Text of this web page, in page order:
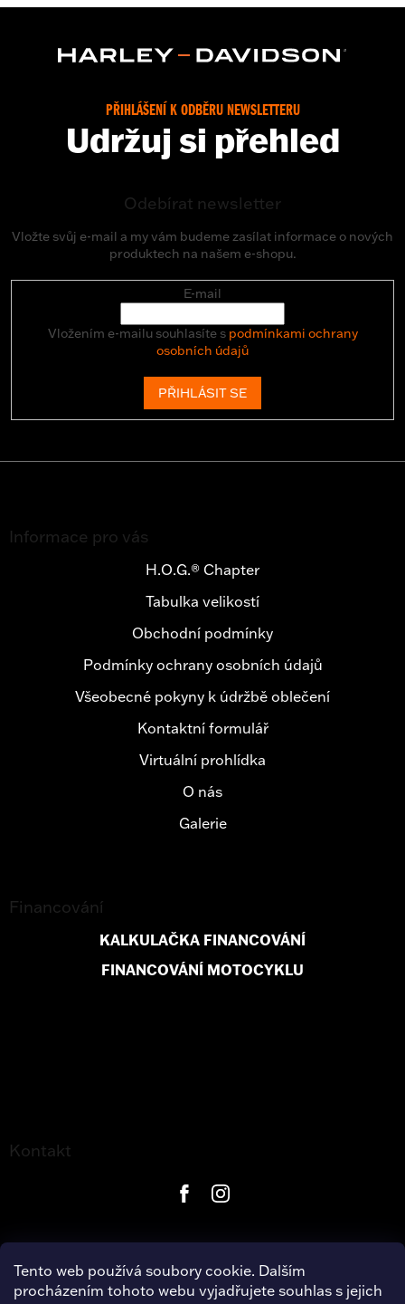
Tento web používá soubory cookie. Dalším
procházením tohoto webu vyjadřujete souhlas s jejich
PŘIHLÁŠENÍ K ODBĚRU NEWSLETTERU
Udržuj si přehled
Odebírat newsletter
Vložte svůj e-mail a my vám budeme zasílat informace o nových
produktech na našem e-shopu.
E-mail
Vložením e-mailu souhlasíte s podmínkami ochrany
osobních údajů
PŘIHLÁSIT SE
Kontakt
Informace pro vás
H.O.G.® Chapter
Tabulka velikostí
Obchodní podmínky
Podmínky ochrany osobních údajů
Všeobecné pokyny k údržbě oblečení
Kontaktní formulář
Virtuální prohlídka
O nás
Galerie
Financování
KALKULAČKA FINANCOVÁNÍ
FINANCOVÁNÍ MOTOCYKLU